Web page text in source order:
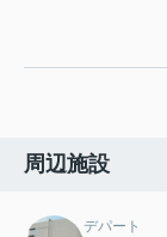
周辺施設
デパート